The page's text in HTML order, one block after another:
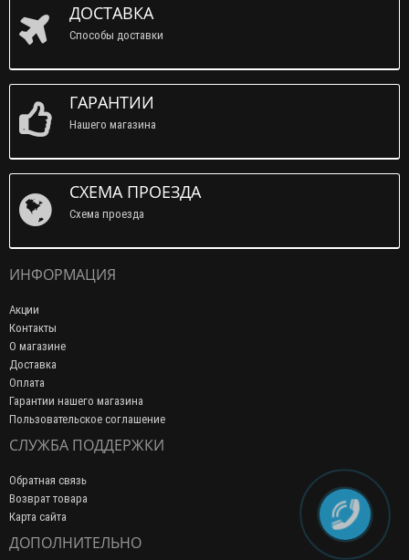
ДОСТАВКА
Способы доставки
ГАРАНТИИ
Нашего магазина
СХЕМА ПРОЕЗДА
Схема проезда
ИНФОРМАЦИЯ
Акции
Контакты
О магазине
Доставка
Оплата
Гарантии нашего магазина
Пользовательское соглашение
СЛУЖБА ПОДДЕРЖКИ
Обратная связь
Возврат товара
Карта сайта
ДОПОЛНИТЕЛЬНО